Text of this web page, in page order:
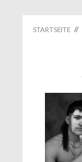
STARTSEITE //